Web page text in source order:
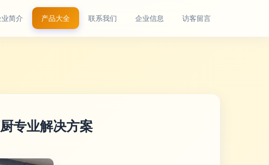
业简介 产品大全 联系我们 企业信息 访客留言
专业解决方案